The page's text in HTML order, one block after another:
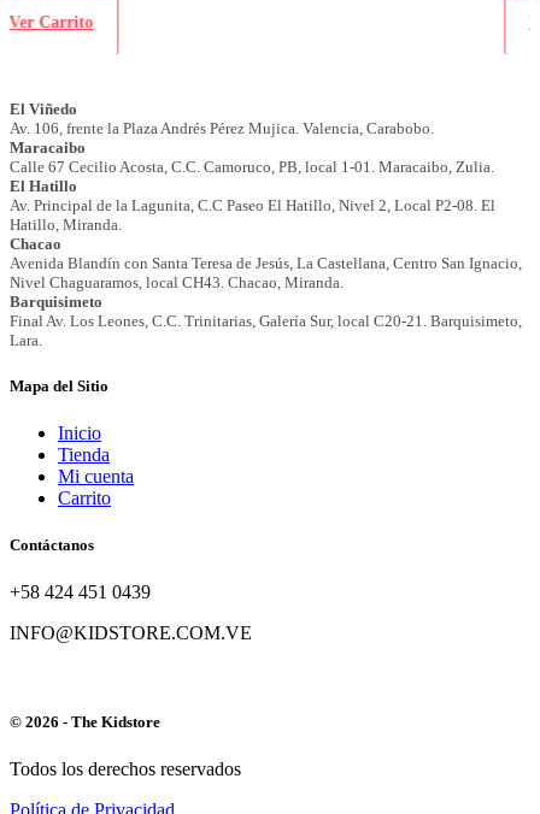
Mapa del Sitio
Inicio
Tienda
Mi cuenta
Carrito
Contáctanos
+58 424 451 0439
INFO@KIDSTORE.COM.VE
© 2026 - The Kidstore
Todos los derechos reservados
Política de Privacidad